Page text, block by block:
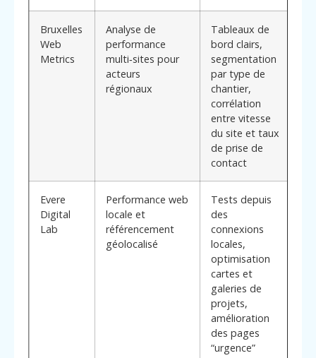
Bruxelles
Web
Metrics
Analyse de
performance
multi‑sites pour
acteurs
régionaux
Tableaux de
bord clairs,
segmentation
par type de
chantier,
corrélation
entre vitesse
du site et taux
de prise de
contact
Evere
Digital
Lab
Performance web
locale et
référencement
géolocalisé
Tests depuis
des
connexions
locales,
optimisation
cartes et
galeries de
projets,
amélioration
des pages
“urgence”